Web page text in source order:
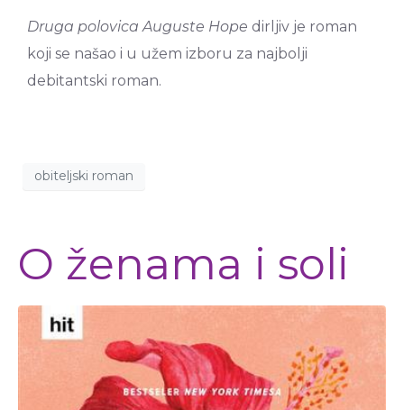
Druga polovica Auguste Hope dirljiv je roman
koji se našao i u užem izboru za najbolji
debitantski roman.
obiteljski roman
O ženama i soli